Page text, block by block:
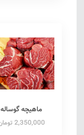
ماهیچه گوساله
2,350,000 تومان